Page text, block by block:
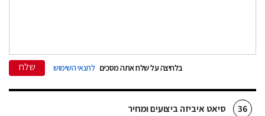
בלחיצה על שלח אתה מסכים לתנאי השימוש שלח
36 סיאט איביזה ביצועים ומחיר